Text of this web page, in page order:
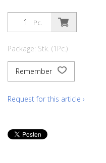
Pc.
Package: Stk. (1Pc.)
Remember
Request for this article ›